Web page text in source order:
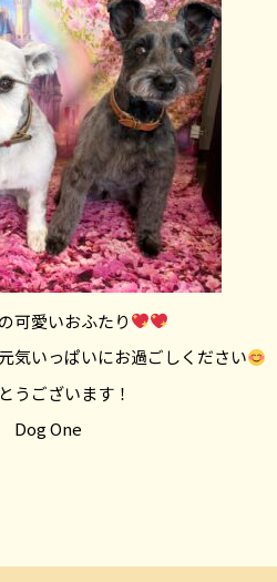
可愛いおふたり
気いっぱいにお過ごしください
うございます！
Dog One